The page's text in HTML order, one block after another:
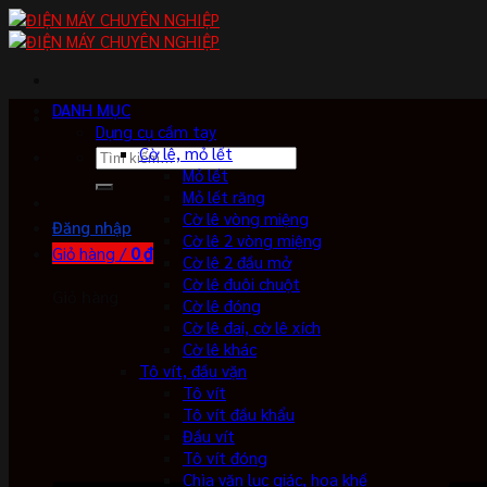
Skip
to
Tìm
kiếm:
Đăng nhập
Giỏ hàng / 0₫
DANH MỤC
Dụng cụ cầm tay
Cờ lê, mỏ lết
Mỏ lết
Mỏ lết răng
Cờ lê vòng miệng
Cờ lê 2 vòng miệng
Cờ lê 2 đầu mở
Cờ lê đuôi chuột
Cờ lê đóng
Cờ lê đai, cờ lê xích
Cờ lê khác
Tô vít, đầu vặn
Tô vít
Tô vít đầu khẩu
Đầu vít
Tô vít đóng
Chìa vặn lục giác, hoa khế